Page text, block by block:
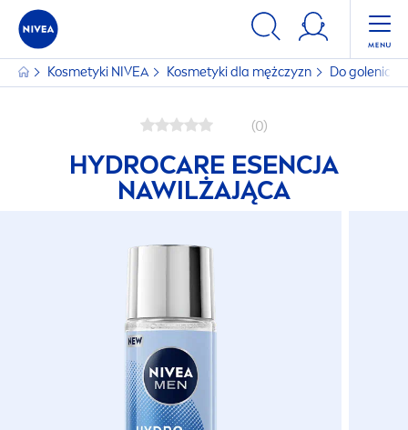
Kosmetyki NIVEA Kosmetyki dla mężczyzn Do golenia
(0)
HYDROCARE ESENCJA
NAWILŻAJĄCA